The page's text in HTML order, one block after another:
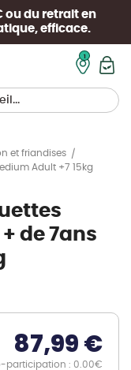
ou du retrait en
efficace.
et friandises
Adult +7 15kg
de 7ans
87,99 €
participation : 0.00€